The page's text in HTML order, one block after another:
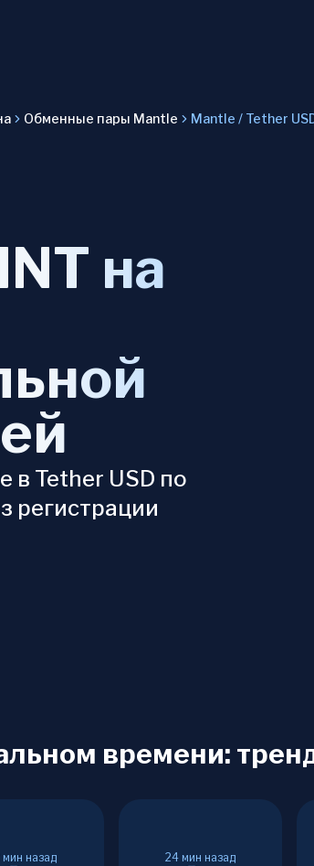
Обменные пары Mantle Mantle / Tether
на
в Tether USD по
регистрации
времени:
мин назад 24 мин назад